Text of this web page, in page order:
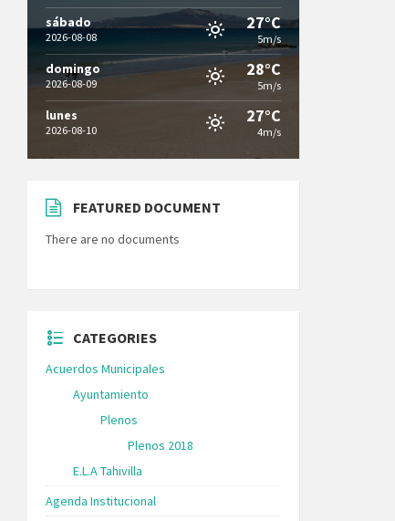
sábado
2026-08-08
27°C
5m/s
domingo
2026-08-09
28°C
5m/s
lunes
2026-08-10
27°C
4m/s
FEATURED DOCUMENT
There are no documents
CATEGORIES
Acuerdos Municipales
Ayuntamiento
Plenos
Plenos 2018
E.L.A Tahivilla
Agenda Institucional